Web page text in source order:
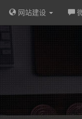
网站建设